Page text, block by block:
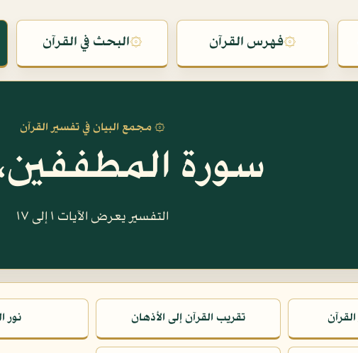
۞فهرس القرآن ۞البحث في القرآن
۞ مجمع البيان في تفسير القرآن
سورة المطففين،
التفسير يعرض الآيات ١ إلى ١٧
تقريب القرآن إلى الأذهان نور